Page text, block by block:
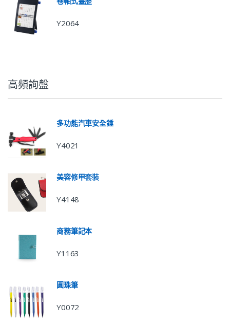
Y2064
高頻詢盤
多功能汽車安全錘
Y4021
美容修甲套裝
Y4148
商務筆記本
Y1163
圓珠筆
Y0072